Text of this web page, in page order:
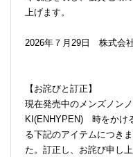
上げます。
2026年７月29日 株式会
【お詫びと訂正】
現在発売中のメンズノン
KI(ENHYPEN) 時をかけ
る下記のアイテムにつき
た。訂正し、お詫び申し上